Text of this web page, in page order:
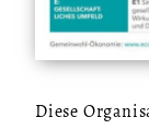
Diese